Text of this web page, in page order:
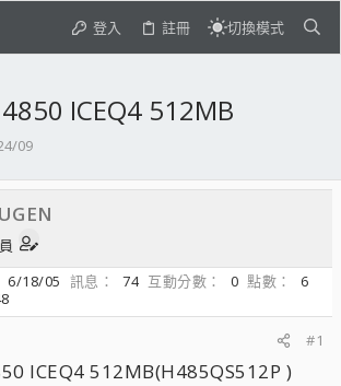
登入 註冊 切換模式
ICEQ4 512MB
09
6/18/05 訊息 74 互動分數 0 點數
6
#1
ICEQ4 512MB(H485QS512P )